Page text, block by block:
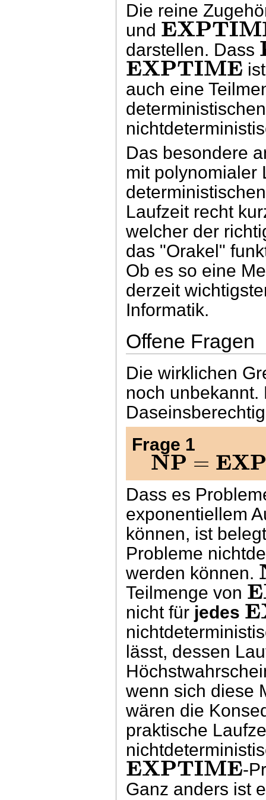
Die reine
und
darstellen. Dass
EXPTIME
auch eine
Das besondere
mit polynomialer
Laufzeit recht
welcher der
das "Orakel"
Ob es so eine
derzeit
Informatik.
Offene Fragen
Die wirklichen
noch
Frage 1
NP=
Dass es
exponentiellem
können, ist
Probleme
werden können.
Teilmenge von
nicht für jedes
lässt, dessen
wenn sich diese
wären die
praktische
EXPTIME-
Ganz anders ist